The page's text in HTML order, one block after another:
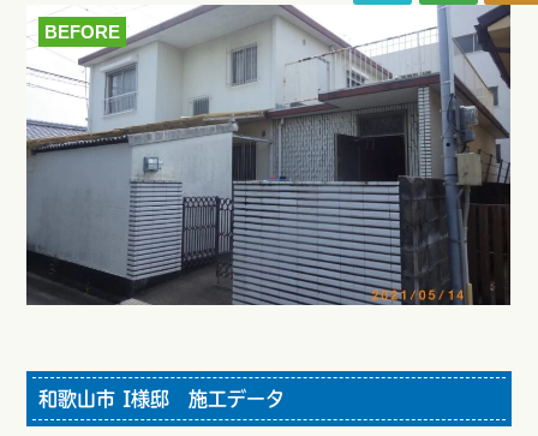
BEFORE
和歌山市 I様邸 施工データ